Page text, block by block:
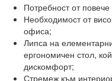
Потребност от
Необходимост от
офиса;
Липса на
ергономичен стол,
дискомфорт;
Стремеж към